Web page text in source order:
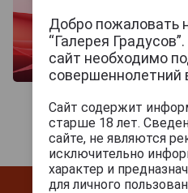
Добро пожаловать
“Галерея
сайт необходимо
совершеннолетний
Сайт содержит
старше 18 лет.
сайте, не являются
исключительно
характер и
для личного